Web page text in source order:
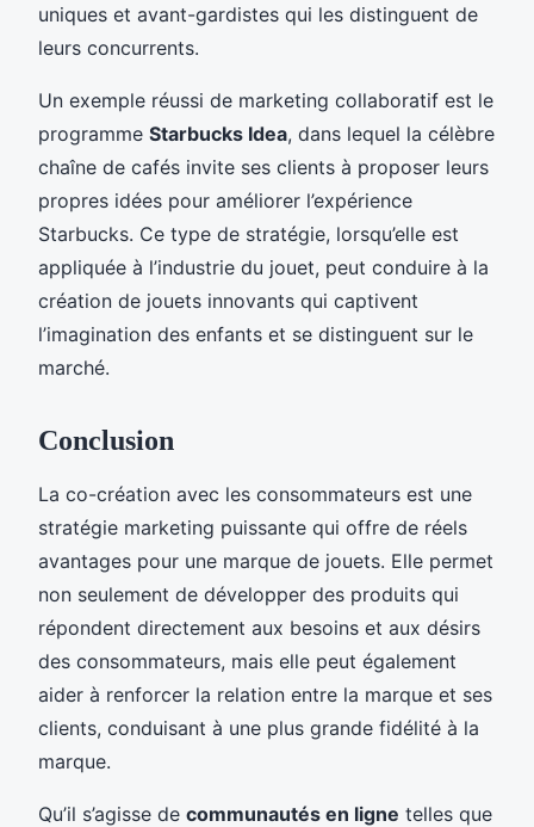
uniques et avant-gardistes qui les distinguent de
leurs concurrents.
Un exemple réussi de marketing collaboratif est le
programme Starbucks Idea, dans lequel la célèbre
chaîne de cafés invite ses clients à proposer leurs
propres idées pour améliorer l’expérience
Starbucks. Ce type de stratégie, lorsqu’elle est
appliquée à l’industrie du jouet, peut conduire à la
création de jouets innovants qui captivent
l’imagination des enfants et se distinguent sur le
marché.
Conclusion
La co-création avec les consommateurs est une
stratégie marketing puissante qui offre de réels
avantages pour une marque de jouets. Elle permet
non seulement de développer des produits qui
répondent directement aux besoins et aux désirs
des consommateurs, mais elle peut également
aider à renforcer la relation entre la marque et ses
clients, conduisant à une plus grande fidélité à la
marque.
Qu’il s’agisse de communautés en ligne telles que